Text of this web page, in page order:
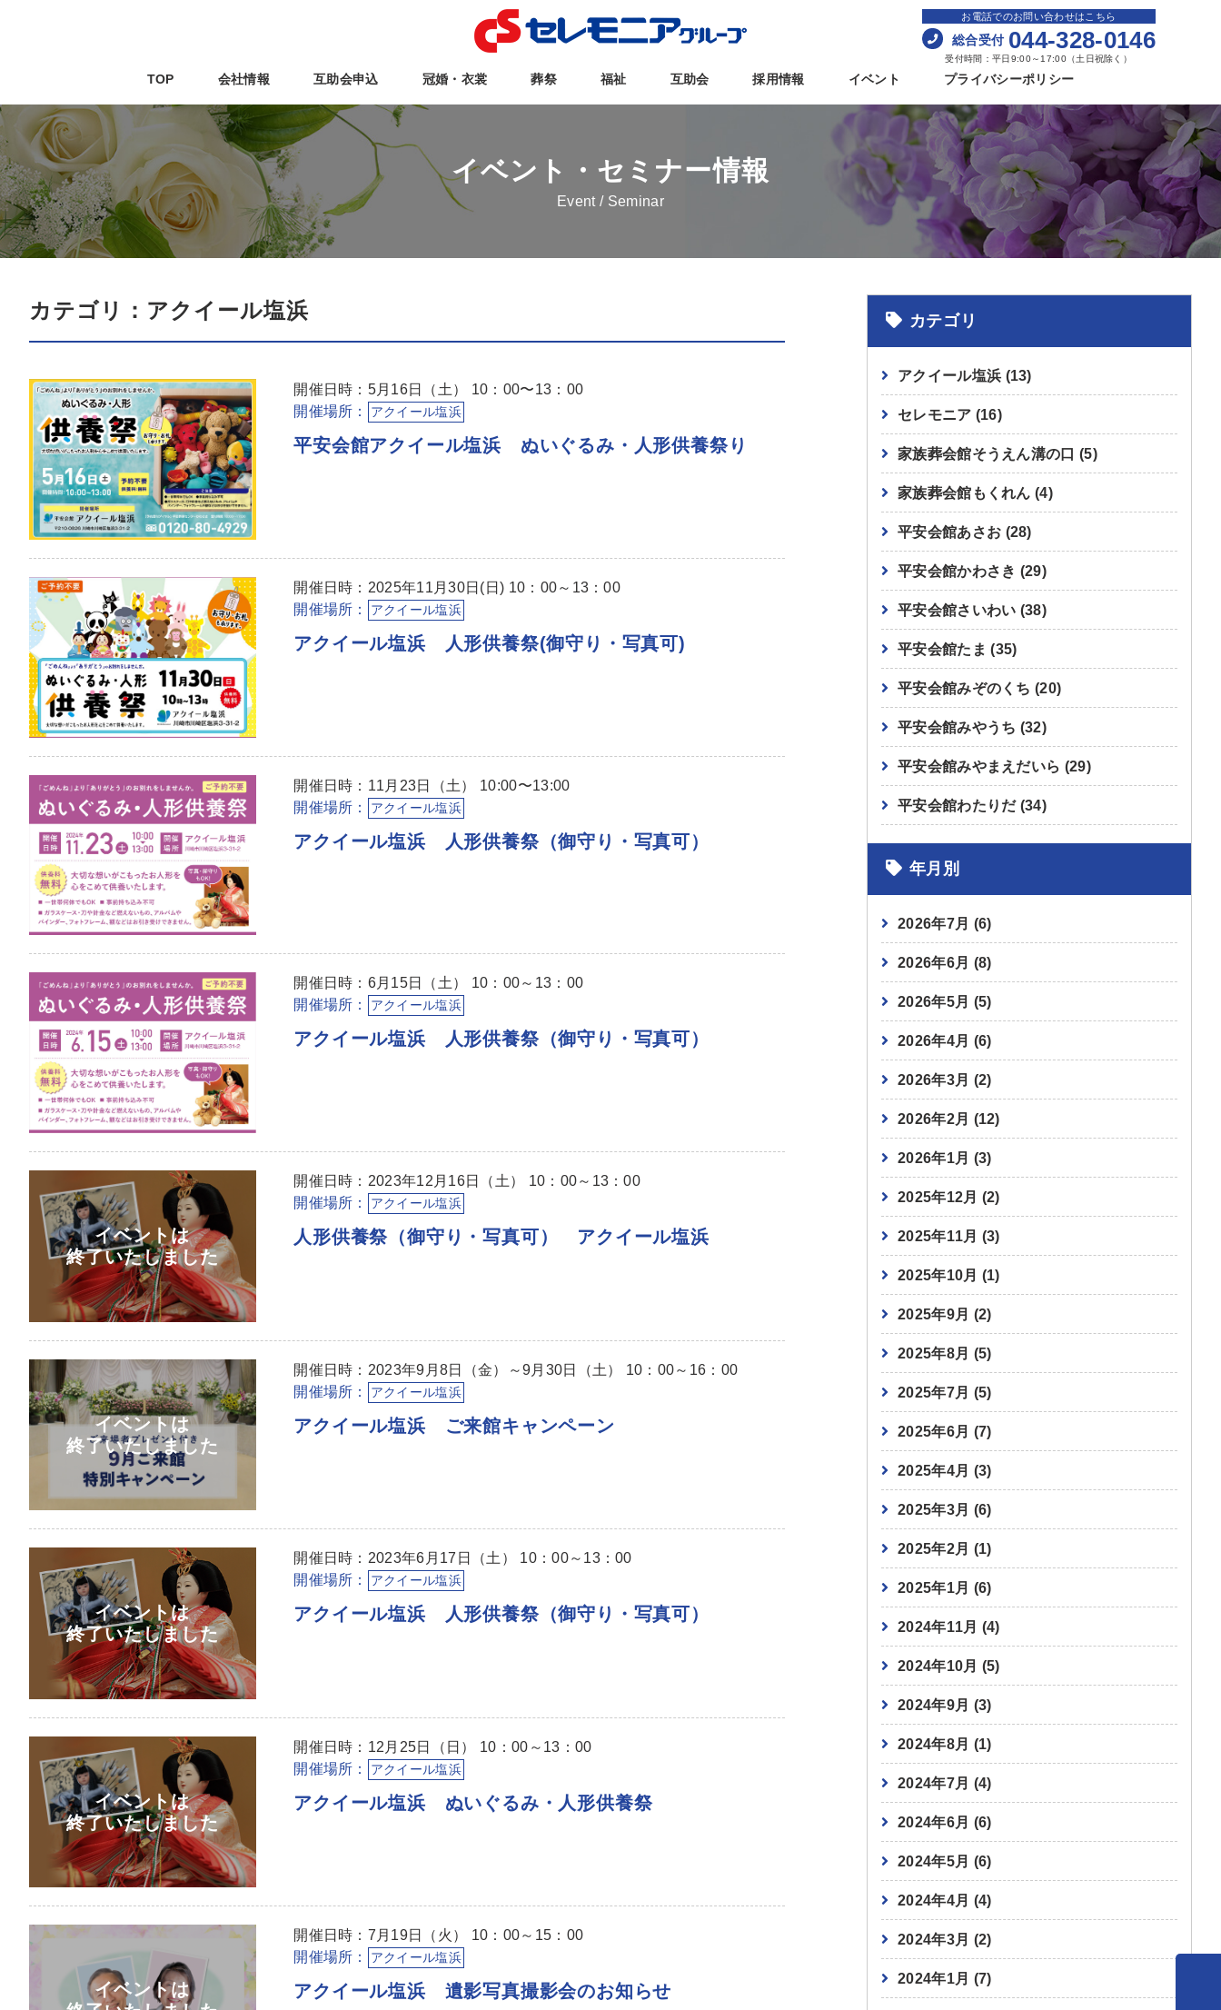
TOP 会社情報 互助会申込 冠婚・衣裳 葬祭 福祉 互助会 採用情報 イベント プライバシーポリシー
お電話でのお問い合わせはこちら
総合受付 044-328-0146
受付時間：平日9:00～17:00（土日祝除く）
イベント・セミナー情報
Event / Seminar
カテゴリ：アクイール塩浜
開催日時：5月16日（土） 10：00〜13：00
開催場所：
アクイール塩浜
平安会館アクイール塩浜 ぬいぐるみ・人形供養祭り
開催日時：2025年11月30日(日) 10：00～13：00
開催場所：
アクイール塩浜
アクイール塩浜 人形供養祭(御守り・写真可)
開催日時：11月23日（土） 10:00〜13:00
開催場所：
アクイール塩浜
アクイール塩浜 人形供養祭（御守り・写真可）
開催日時：6月15日（土） 10：00～13：00
開催場所：
アクイール塩浜
アクイール塩浜 人形供養祭（御守り・写真可）
開催日時：2023年12月16日（土） 10：00～13：00
開催場所：
アクイール塩浜
人形供養祭（御守り・写真可） アクイール塩浜
開催日時：2023年9月8日（金）～9月30日（土） 10：00～16：00
開催場所：
アクイール塩浜
アクイール塩浜 ご来館キャンペーン
開催日時：2023年6月17日（土） 10：00～13：00
開催場所：
アクイール塩浜
アクイール塩浜 人形供養祭（御守り・写真可）
開催日時：12月25日（日） 10：00～13：00
開催場所：
アクイール塩浜
アクイール塩浜 ぬいぐるみ・人形供養祭
開催日時：7月19日（火） 10：00～15：00
開催場所：
アクイール塩浜
アクイール塩浜 遺影写真撮影会のお知らせ
カテゴリ
アクイール塩浜 (13)
セレモニア (16)
家族葬会館そうえん溝の口(5)
家族葬会館もくれん(4)
平安会館あさお (28)
平安会館かわさき (29)
平安会館さいわい (38)
平安会館たま(35)
平安会館みぞのくち(20)
平安会館みやうち (32)
平安会館みやまえだいら (29)
平安会館わたりだ (34)
年月別
2026年7月 (6)
2026年6月 (8)
2026年5月 (5)
2026年4月 (6)
2026年3月 (2)
2026年2月 (12)
2026年1月 (3)
2025年12月 (2)
2025年11月 (3)
2025年10月 (1)
2025年9月 (2)
2025年8月 (5)
2025年7月 (5)
2025年6月 (7)
2025年4月 (3)
2025年3月 (6)
2025年2月 (1)
2025年1月 (6)
2024年11月 (4)
2024年10月 (5)
2024年9月 (3)
2024年8月 (1)
2024年7月 (4)
2024年6月 (6)
2024年5月 (6)
2024年4月 (4)
2024年3月 (2)
2024年1月 (7)